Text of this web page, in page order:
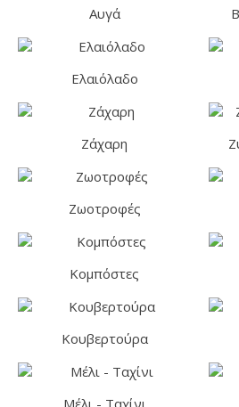
Αυγά
Ελαιόλαδο
Ζάχαρη
Ζωοτροφές
Κομπόστες
Κουβερτούρα
Μέλι - Ταχίνι